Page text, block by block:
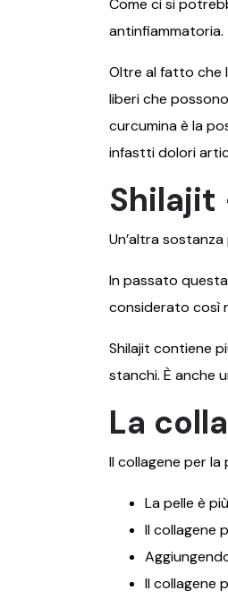
Come ci si
antinfiammatoria.
Oltre al fatto che
liberi che
curcumina è la
infastti dolori
Shilajit
Un’altra
In passato
considerato così
Shilajit contiene
stanchi. È anche
La
Il collagene per
La pelle è
Il collagene
Il collagene